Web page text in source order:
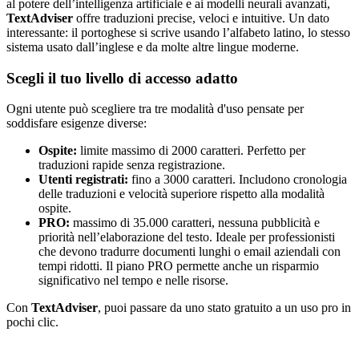
al potere dell’intelligenza artificiale e ai modelli neurali avanzati,
TextAdviser offre traduzioni precise, veloci e intuitive. Un dato
interessante: il portoghese si scrive usando l’alfabeto latino, lo stesso
sistema usato dall’inglese e da molte altre lingue moderne.
Scegli il tuo livello di accesso adatto
Ogni utente può scegliere tra tre modalità d'uso pensate per
soddisfare esigenze diverse:
Ospite: limite massimo di 2000 caratteri. Perfetto per
traduzioni rapide senza registrazione.
Utenti registrati: fino a 3000 caratteri. Includono cronologia
delle traduzioni e velocità superiore rispetto alla modalità
ospite.
PRO: massimo di 35.000 caratteri, nessuna pubblicità e
priorità nell’elaborazione del testo. Ideale per professionisti
che devono tradurre documenti lunghi o email aziendali con
tempi ridotti. Il piano PRO permette anche un risparmio
significativo nel tempo e nelle risorse.
Con TextAdviser, puoi passare da uno stato gratuito a un uso pro in
pochi clic.